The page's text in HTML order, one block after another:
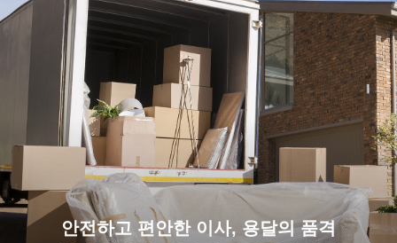
안전하고 편안한 이사, 용달의 품격